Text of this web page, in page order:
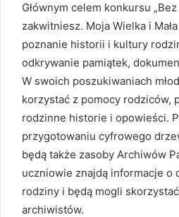
Głównym celem konkursu
zakwitniesz. Moja Wielka i
poznanie historii i kultury
odkrywanie pamiątek,
W swoich poszukiwaniach
korzystać z pomocy rodziców,
rodzinne historie i opowieści.
przygotowaniu cyfrowego
będą także zasoby Archiwów
uczniowie znajdą informacje o
rodziny i będą mogli
archiwistów.